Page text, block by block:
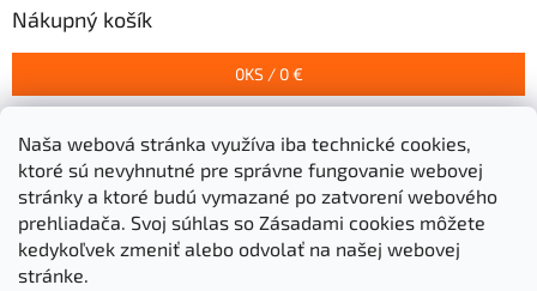
Naša webová stránka využíva iba technické cookies,
ktoré sú nevyhnutné pre správne fungovanie webovej
stránky a ktoré budú vymazané po zatvorení webového
prehliadača. Svoj súhlas so Zásadami cookies môžete
kedykoľvek zmeniť alebo odvolať na našej webovej
stránke.
Nákupný košík
0KS / 0 €
Prijímame online platby